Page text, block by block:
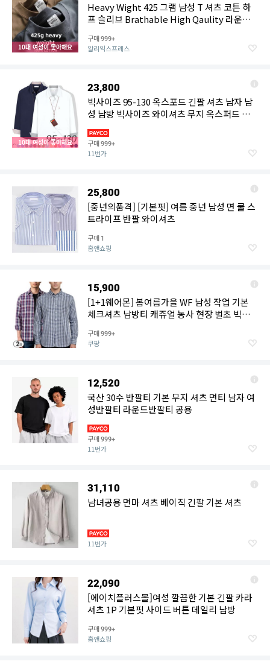
10대 여성이 좋아해요
Heavy Wight 425 그램 남성 T 셔츠 코튼 하
프 슬리브 Brathable High Qaulity 라운드
구매999+
알리익스프레스
10대 여성이 좋아해요
23,800
빅사이즈 95-130 옥스포드 긴팔 셔츠 남자 남
성 남방 빅사이즈 와이셔츠 무지 옥스퍼드 정
구매999+
11번가
25,800
[중년의품격] [기본핏] 여름 중년 남성 면 쿨 스
트라이프 반팔 와이셔츠
구매 1
홈앤쇼핑
15,900
[1+1웨어몬] 봄여름가을 WF 남성 작업 기본
체크셔츠 남방티 캐쥬얼 농사 현장 벌초 빅사
구매999+
쿠팡
12,520
국산 30수 반팔티 기본 무지 셔츠 면티 남자 여
성반팔티 라운드반팔티 공용
구매999+
11번가
31,110
남녀공용 면마 셔츠 베이직 긴팔 기본 셔츠
11번가
22,090
[에이치플러스몰]여성 깔끔한 기본 긴팔 카라
셔츠 1P 기본핏 사이드 버튼 데일리 남방
구매999+
홈앤쇼핑